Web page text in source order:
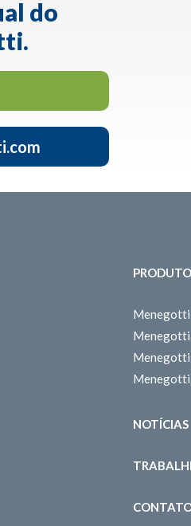
do
Menegotti
Menegotti
NOTÍCIAS